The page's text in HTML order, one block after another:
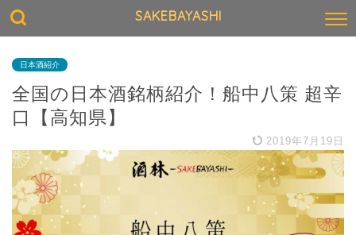
SAKEBAYASHI
日本酒紹介
全国の日本酒銘柄紹介！船中八策 超辛
口【高知県】
2019年7月19日